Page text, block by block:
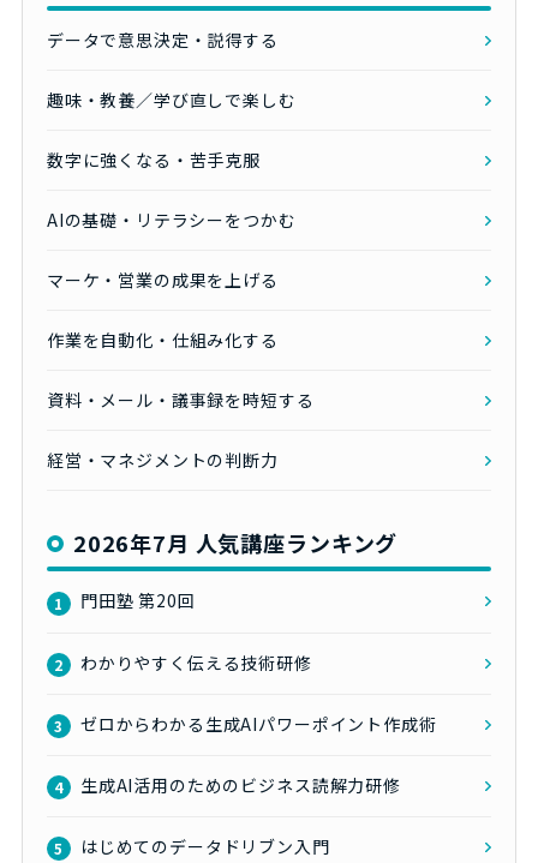
データで意思決定・説得する
趣味・教養／学び直しで楽しむ
数字に強くなる・苦手克服
AIの基礎・リテラシーをつかむ
マーケ・営業の成果を上げる
作業を自動化・仕組み化する
資料・メール・議事録を時短する
経営・マネジメントの判断力
2026年7月 人気講座ランキング
1 門田塾 第20回
2 わかりやすく伝える技術研修
3 ゼロからわかる生成AIパワーポイント作成術
4 生成AI活用のためのビジネス読解力研修
5 はじめてのデータドリブン入門